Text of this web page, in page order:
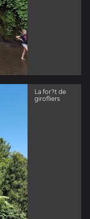
La for?t de
girofliers